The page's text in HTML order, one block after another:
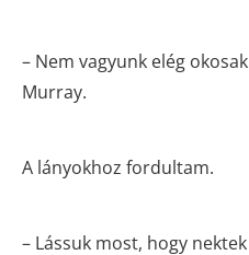
– Nem vagyunk elég
Murray.
A lányokhoz fordultam.
– Lássuk most, hogy